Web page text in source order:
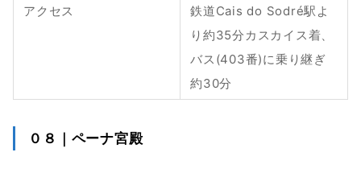
アクセス
鉄道Cais do Sodré駅よ
り約35分カスカイス着、
バス(403番)に乗り継ぎ
約30分
０８｜ペーナ宮殿